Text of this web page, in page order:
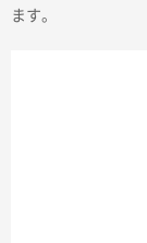
ます。